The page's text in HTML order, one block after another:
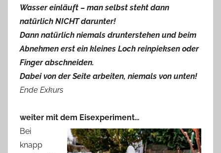
Wasser einläuft – man selbst steht dann
natürlich NICHT darunter!
Dann natürlich niemals drunterstehen und beim
Abnehmen erst ein kleines Loch reinpieksen oder
Finger abschneiden.
Dabei von der Seite arbeiten, niemals von unten!
Ende Exkurs
weiter mit dem Eisexperiment…
Bei
knapp